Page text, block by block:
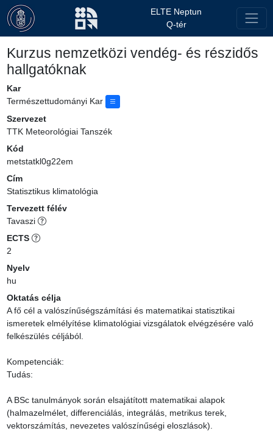
ELTE Neptun
Q-tér
Kurzus nemzetközi vendég- és részidős
hallgatóknak
Kar
Természettudományi Kar
Szervezet
TTK Meteorológiai Tanszék
Kód
metstatkl0g22em
Cím
Statisztikus klimatológia
Tervezett félév
Tavaszi
ECTS
2
Nyelv
hu
Oktatás célja
A fő cél a valószínűségszámítási és matematikai statisztikai
ismeretek elmélyítése klimatológiai vizsgálatok elvégzésére való
felkészülés céljából.
Kompetenciák:
Tudás:
A BSc tanulmányok során elsajátított matematikai alapok
(halmazelmélet, differenciálás, integrálás, metrikus terek,
vektorszámítás, nevezetes valószínűségi eloszlások).